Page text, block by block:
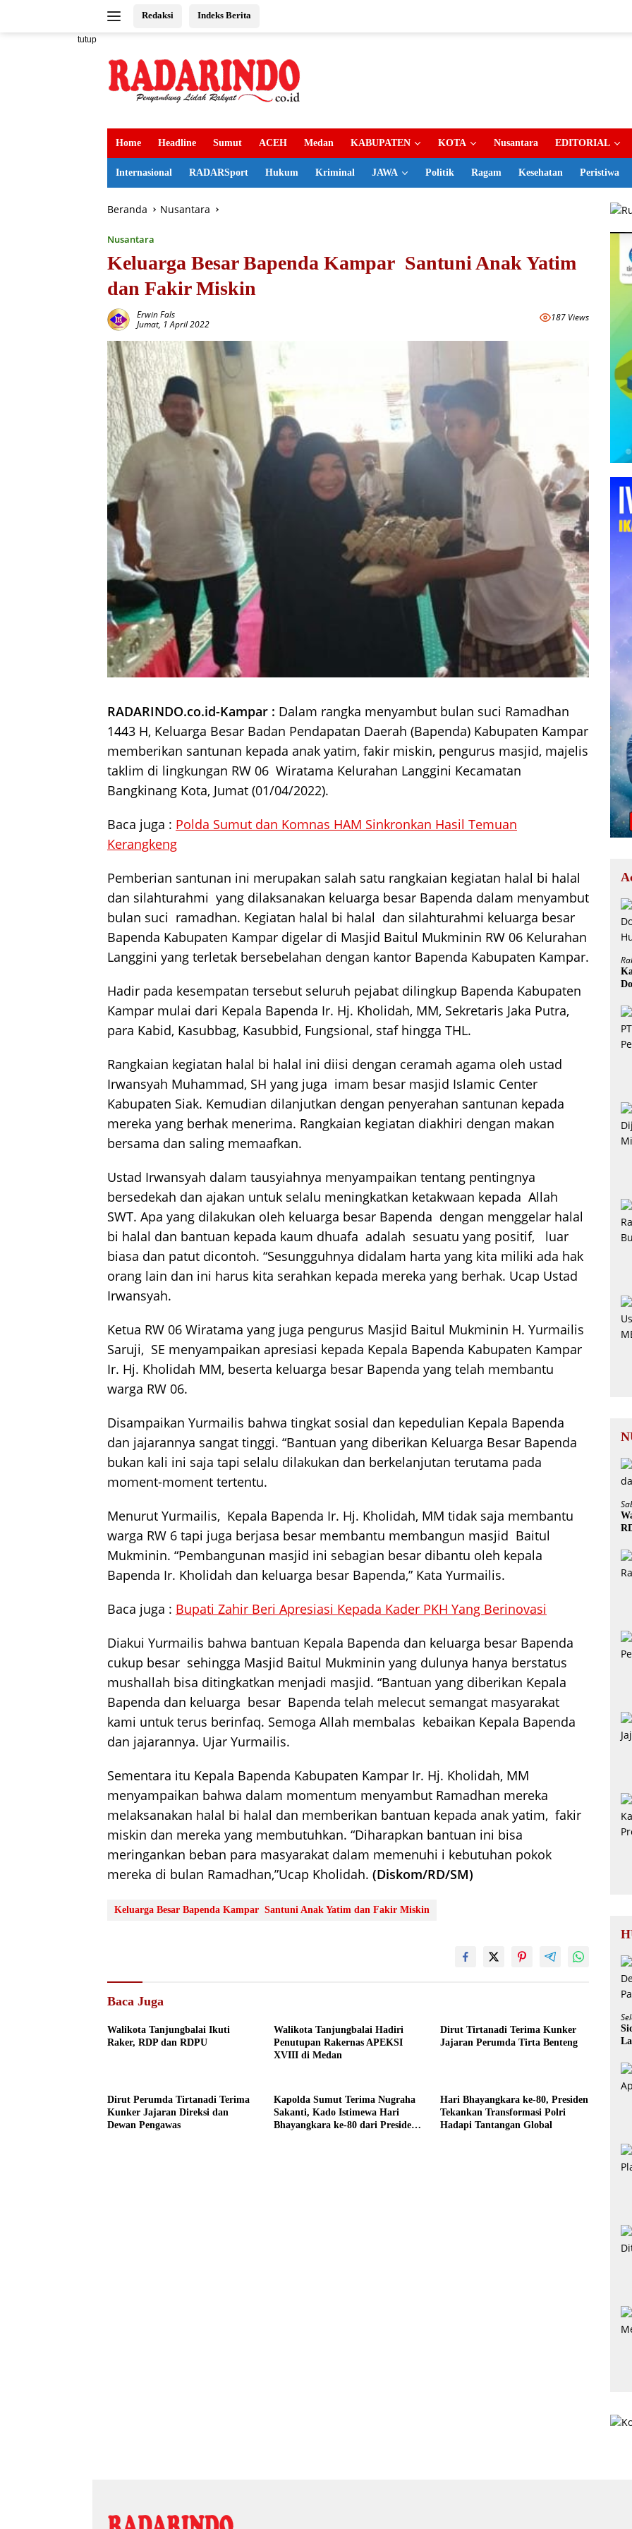
Redaksi Indeks Berita
tutup
Home Headline Sumut ACEH Medan KABUPATEN KOTA Nusantara EDITORIAL
Internasional RADARSport Hukum Kriminal JAWA Politik Ragam Kesehatan Peristiwa
Beranda Nusantara
Nusantara
Keluarga Besar Bapenda Kampar Santuni Anak Yatim
dan Fakir Miskin
Erwin Fals
Jumat, 1 April 2022
187 Views
RADARINDO.co.id-Kampar : Dalam rangka menyambut bulan suci Ramadhan
1443 H, Keluarga Besar Badan Pendapatan Daerah (Bapenda) Kabupaten Kampar
memberikan santunan kepada anak yatim, fakir miskin, pengurus masjid, majelis
taklim di lingkungan RW 06 Wiratama Kelurahan Langgini Kecamatan
Bangkinang Kota, Jumat (01/04/2022).
Baca juga : Polda Sumut dan Komnas HAM Sinkronkan Hasil Temuan
Kerangkeng
Pemberian santunan ini merupakan salah satu rangkaian kegiatan halal bi halal
dan silahturahmi yang dilaksanakan keluarga besar Bapenda dalam menyambut
bulan suci ramadhan. Kegiatan halal bi halal dan silahturahmi keluarga besar
Bapenda Kabupaten Kampar digelar di Masjid Baitul Mukminin RW 06 Kelurahan
Langgini yang terletak bersebelahan dengan kantor Bapenda Kabupaten Kampar.
Hadir pada kesempatan tersebut seluruh pejabat dilingkup Bapenda Kabupaten
Kampar mulai dari Kepala Bapenda Ir. Hj. Kholidah, MM, Sekretaris Jaka Putra,
para Kabid, Kasubbag, Kasubbid, Fungsional, staf hingga THL.
Rangkaian kegiatan halal bi halal ini diisi dengan ceramah agama oleh ustad
Irwansyah Muhammad, SH yang juga imam besar masjid Islamic Center
Kabupaten Siak. Kemudian dilanjutkan dengan penyerahan santunan kepada
mereka yang berhak menerima. Rangkaian kegiatan diakhiri dengan makan
bersama dan saling memaafkan.
Ustad Irwansyah dalam tausyiahnya menyampaikan tentang pentingnya
bersedekah dan ajakan untuk selalu meningkatkan ketakwaan kepada Allah
SWT. Apa yang dilakukan oleh keluarga besar Bapenda dengan menggelar halal
bi halal dan bantuan kepada kaum dhuafa adalah sesuatu yang positif, luar
biasa dan patut dicontoh. “Sesungguhnya didalam harta yang kita miliki ada hak
orang lain dan ini harus kita serahkan kepada mereka yang berhak. Ucap Ustad
Irwansyah.
Ketua RW 06 Wiratama yang juga pengurus Masjid Baitul Mukminin H. Yurmailis
Saruji, SE menyampaikan apresiasi kepada Kepala Bapenda Kabupaten Kampar
Ir. Hj. Kholidah MM, beserta keluarga besar Bapenda yang telah membantu
warga RW 06.
Disampaikan Yurmailis bahwa tingkat sosial dan kepedulian Kepala Bapenda
dan jajarannya sangat tinggi. “Bantuan yang diberikan Keluarga Besar Bapenda
bukan kali ini saja tapi selalu dilakukan dan berkelanjutan terutama pada
moment-moment tertentu.
Menurut Yurmailis, Kepala Bapenda Ir. Hj. Kholidah, MM tidak saja membantu
warga RW 6 tapi juga berjasa besar membantu membangun masjid Baitul
Mukminin. “Pembangunan masjid ini sebagian besar dibantu oleh kepala
Bapenda Ir. Kholidah dan keluarga besar Bapenda,” Kata Yurmailis.
Baca juga : Bupati Zahir Beri Apresiasi Kepada Kader PKH Yang Berinovasi
Diakui Yurmailis bahwa bantuan Kepala Bapenda dan keluarga besar Bapenda
cukup besar sehingga Masjid Baitul Mukminin yang dulunya hanya berstatus
mushallah bisa ditingkatkan menjadi masjid. “Bantuan yang diberikan Kepala
Bapenda dan keluarga besar Bapenda telah melecut semangat masyarakat
kami untuk terus berinfaq. Semoga Allah membalas kebaikan Kepala Bapenda
dan jajarannya. Ujar Yurmailis.
Sementara itu Kepala Bapenda Kabupaten Kampar Ir. Hj. Kholidah, MM
menyampaikan bahwa dalam momentum menyambut Ramadhan mereka
melaksanakan halal bi halal dan memberikan bantuan kepada anak yatim, fakir
miskin dan mereka yang membutuhkan. “Diharapkan bantuan ini bisa
meringankan beban para masyarakat dalam memenuhi i kebutuhan pokok
mereka di bulan Ramadhan,”Ucap Kholidah. (Diskom/RD/SM)
Keluarga Besar Bapenda Kampar Santuni Anak Yatim dan Fakir Miskin
Baca Juga
Walikota Tanjungbalai Ikuti
Raker, RDP dan RDPU
Walikota Tanjungbalai Hadiri
Penutupan Rakernas APEKSI
XVIII di Medan
Dirut Tirtanadi Terima Kunker
Jajaran Perumda Tirta Benteng
Dirut Perumda Tirtanadi Terima
Kunker Jajaran Direksi dan
Dewan Pengawas
Kapolda Sumut Terima Nugraha
Sakanti, Kado Istimewa Hari
Bhayangkara ke-80 dari Presiden
Hari Bhayangkara ke-80, Presiden
Tekankan Transformasi Polri
Hadapi Tantangan Global